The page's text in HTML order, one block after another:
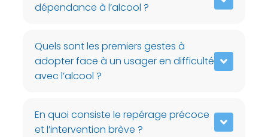
dépendance à l’alcool ?
Quels sont les premiers gestes à
adopter face à un usager en difficulté
avec l’alcool ?
En quoi consiste le repérage précoce
et l’intervention brève ?